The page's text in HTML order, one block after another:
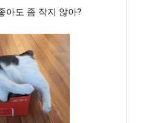
아도 좀 작지 않아?